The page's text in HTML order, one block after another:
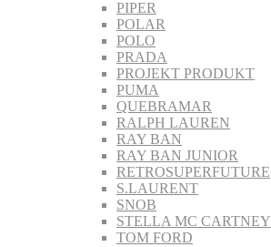
PIPER
POLAR
POLO
PRADA
PROJEKT PRODUKT
PUMA
QUEBRAMAR
RALPH LAUREN
RAY BAN
RAY BAN JUNIOR
RETROSUPERFUTURE
S.LAURENT
SNOB
STELLA MC CARTNEY
TOM FORD